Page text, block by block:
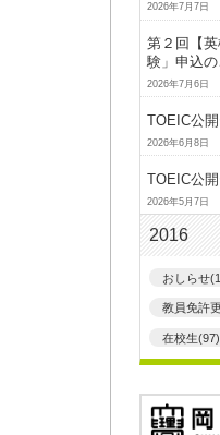
2026年7月7日
第２回【
験」申込
2026年7月6日
TOEIC公
2026年6月8日
TOEIC公
2026年5月7日
2016
おしらせ
教員免許
在校生(97)